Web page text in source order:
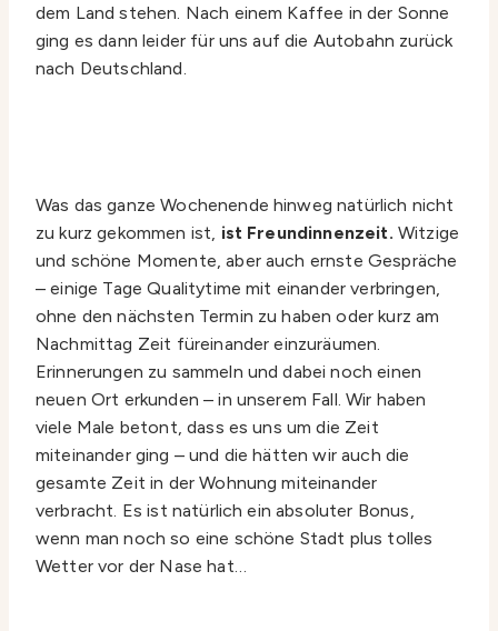
dem Land stehen. Nach einem Kaffee in der Sonne
ging es dann leider für uns auf die Autobahn zurück
nach Deutschland.
Was das ganze Wochenende hinweg natürlich nicht
zu kurz gekommen ist, ist Freundinnenzeit. Witzige
und schöne Momente, aber auch ernste Gespräche
– einige Tage Qualitytime mit einander verbringen,
ohne den nächsten Termin zu haben oder kurz am
Nachmittag Zeit füreinander einzuräumen.
Erinnerungen zu sammeln und dabei noch einen
neuen Ort erkunden – in unserem Fall. Wir haben
viele Male betont, dass es uns um die Zeit
miteinander ging – und die hätten wir auch die
gesamte Zeit in der Wohnung miteinander
verbracht. Es ist natürlich ein absoluter Bonus,
wenn man noch so eine schöne Stadt plus tolles
Wetter vor der Nase hat…